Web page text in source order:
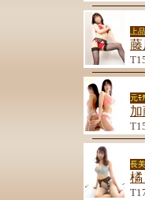
上
藤
元ﾓ
長
橘